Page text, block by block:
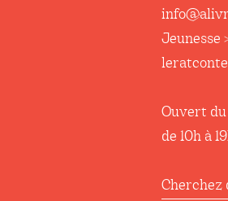
Jeunesse
Ouvert
de 10h à
Cherchez